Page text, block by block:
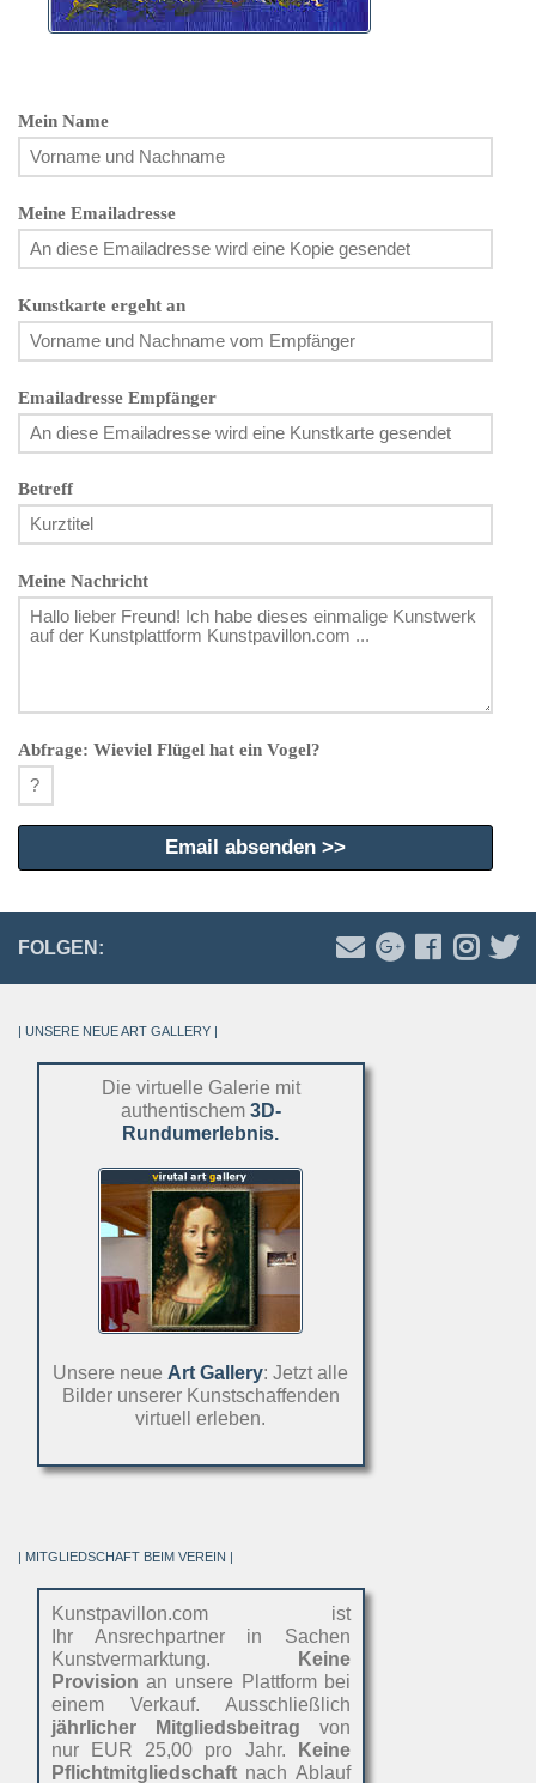
Mein Name
Meine Emailadresse
Kunstkarte ergeht an
Emailadresse Empfänger
Betreff
Meine Nachricht
Abfrage: Wieviel Flügel hat ein Vogel?
FOLGEN:
| UNSERE NEUE ART GALLERY |
Die virtuelle Galerie mit
authentischem 3D-
Rundumerlebnis.
Unsere neue Art Gallery: Jetzt alle
Bilder unserer Kunstschaffenden
virtuell erleben.
| MITGLIEDSCHAFT BEIM VEREIN |
Kunstpavillon.com ist
Ihr Ansrechpartner in Sachen
Kunstvermarktung.
Keine
Provision an unsere Plattform bei
einem Verkauf. Ausschließlich
jährlicher Mitgliedsbeitrag von
nur EUR 25,00 pro Jahr.
Keine
Pflichtmitgliedschaftnach Ablauf